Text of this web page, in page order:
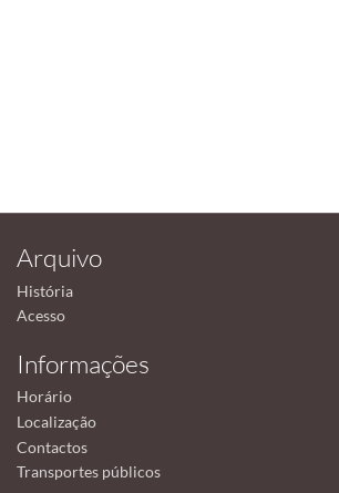
Arquivo
História
Acesso
Informações
Horário
Localização
Contactos
Transportes públicos